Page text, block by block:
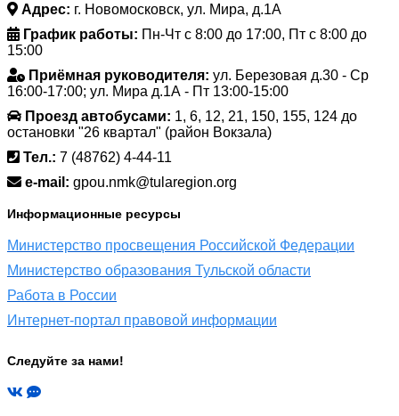
Адрес: г. Новомосковск, ул. Мира, д.1А
График работы: Пн-Чт с 8:00 до 17:00, Пт с 8:00 до
15:00
Приёмная руководителя: ул. Березовая д.30 - Ср
16:00-17:00; ул. Мира д.1А - Пт 13:00-15:00
Проезд автобусами: 1, 6, 12, 21, 150, 155, 124 до
остановки "26 квартал" (район Вокзала)
Тел.: 7 (48762) 4-44-11
e-mail: gpou.nmk@tularegion.org
Информационные ресурсы
Министерство просвещения Российской Федерации
Министерство образования Тульской области
Работа в России
Интернет-портал правовой информации
Следуйте за нами!